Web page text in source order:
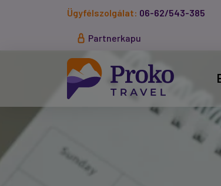
Ügyfélszolgálat: 06-62/543-385
Partnerkapu